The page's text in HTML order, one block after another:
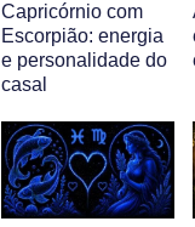
Capricórnio com
Escorpião: energia
e personalidade do
casal